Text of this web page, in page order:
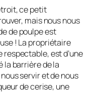
ce petit
mais nous nous
de poulpe est
! La propriétaire
respectable, est d’une
la barrière de la
servir et de nous
de cerise, une